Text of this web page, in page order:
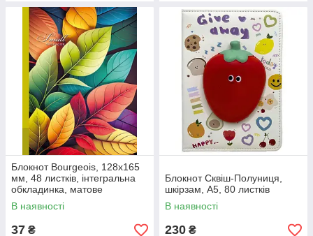
Блокнот Bourgeois, 128х165
мм, 48 листків, інтегральна
обкладинка, матове
ламінування
В наявності
37 ₴
Блокнот Сквіш-Полуниця,
шкірзам, А5, 80 листків
В наявності
230 ₴